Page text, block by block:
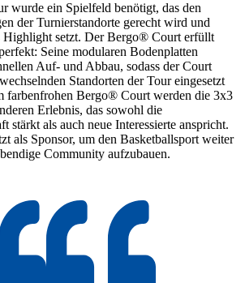
wurde ein Spielfeld benötigt, das den
der Turnierstandorte gerecht wird und
Highlight setzt. Der Bergo® Court erfüllt
Seine modularen Bodenplatten
Auf- und Abbau, sodass der Court
Standorten der Tour eingesetzt
farbenfrohen Bergo® Court werden die 3x3
Erlebnis, das sowohl die
stärkt als auch neue Interessierte anspricht.
als Sponsor, um den Basketballsport weiter
Community aufzubauen.